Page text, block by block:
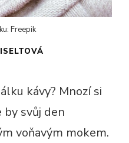
Freepik
kávy? Mnozí si
by svůj den
voňavým mokem.